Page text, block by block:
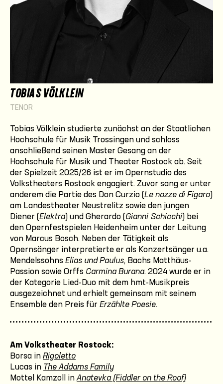
TOBIAS VÖLKLEIN
TENOR
Tobias Völklein studierte zunächst an der Staatlichen
Hochschule für Musik Trossingen und schloss
anschließend seinen Master Gesang an der
Hochschule für Musik und Theater Rostock ab. Seit
der Spielzeit 2025/26 ist er im Opernstudio des
Volkstheaters Rostock engagiert. Zuvor sang er unter
anderem die Partie des Don Curzio (Le nozze di Figaro)
am Landestheater Neustrelitz sowie den jungen
Diener (Elektra) und Gherardo (Gianni Schicchi) bei
den Opernfestspielen Heidenheim unter der Leitung
von Marcus Bosch. Neben der Tätigkeit als
Opernsänger interpretierte er als Konzertsänger u.a.
Mendelssohns Elias und Paulus, Bachs Matthäus-
Passion sowie Orffs Carmina Burana. 2024 wurde er in
der Kategorie Lied-Duo mit dem hmt-Musikpreis
ausgezeichnet und erhielt gemeinsam mit seinem
Ensemble den Preis für Erzählte Poesie.
Am Volkstheater Rostock:
Borsa in Rigoletto
Lucas in The Addams Family
Mottel Kamzoll in Anatevka (Fiddler on the Roof)